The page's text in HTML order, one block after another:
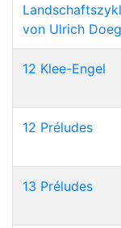
von Ulrich
12 Klee-Engel
12 Préludes
13 Préludes